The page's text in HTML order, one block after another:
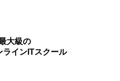
大級の
ラインITスクール